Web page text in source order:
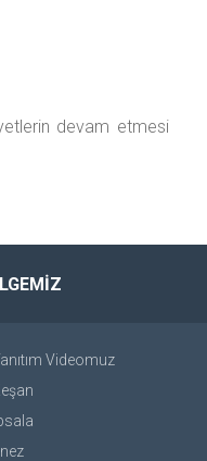
devam etmesi
Videomuz